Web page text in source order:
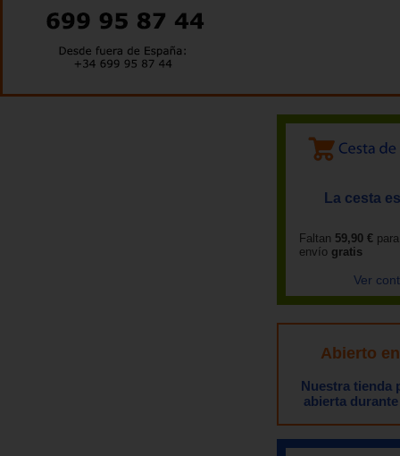
La cesta
Faltan 59,90 €
envío gratis
Ver
Abierto
Nuestra tienda
abierta